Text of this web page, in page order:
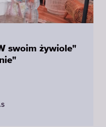
swoim żywiole"